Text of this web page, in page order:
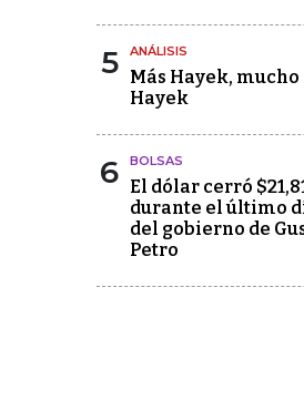
5 ANÁLISIS
Más Hayek, mucho
Hayek
6 BOLSAS
El dólar cerró
durante el último
del gobierno de
Petro